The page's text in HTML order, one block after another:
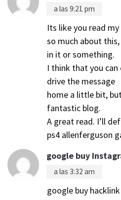
a las 9:21 pm
Its like you read
so much about
in it or something.
I think that you
drive the message
home a little bit,
fantastic blog.
A great read. I’ll
ps4 allenferguson
google buy
a las 3:32 am
google buy